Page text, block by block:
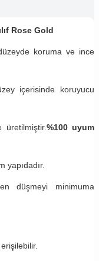
Rose Gold
koruma ve ince
içerisinde koruyucu
üretilmiştir.%100 uyum
yapıdadır.
düşmeyi minimuma